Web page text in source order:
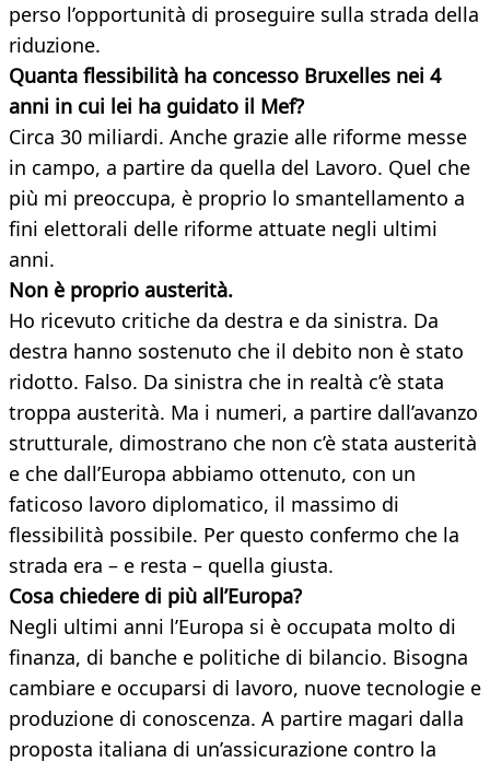
perso l’opportunità di proseguire sulla strada della
riduzione.
Quanta flessibilità ha concesso Bruxelles nei 4
anni in cui lei ha guidato il Mef?
Circa 30 miliardi. Anche grazie alle riforme messe
in campo, a partire da quella del Lavoro. Quel che
più mi preoccupa, è proprio lo smantellamento a
fini elettorali delle riforme attuate negli ultimi
anni.
Non è proprio austerità.
Ho ricevuto critiche da destra e da sinistra. Da
destra hanno sostenuto che il debito non è stato
ridotto. Falso. Da sinistra che in realtà c’è stata
troppa austerità. Ma i numeri, a partire dall’avanzo
strutturale, dimostrano che non c’è stata austerità
e che dall’Europa abbiamo ottenuto, con un
faticoso lavoro diplomatico, il massimo di
flessibilità possibile. Per questo confermo che la
strada era – e resta – quella giusta.
Cosa chiedere di più all’Europa?
Negli ultimi anni l’Europa si è occupata molto di
finanza, di banche e politiche di bilancio. Bisogna
cambiare e occuparsi di lavoro, nuove tecnologie e
produzione di conoscenza. A partire magari dalla
proposta italiana di un’assicurazione contro la